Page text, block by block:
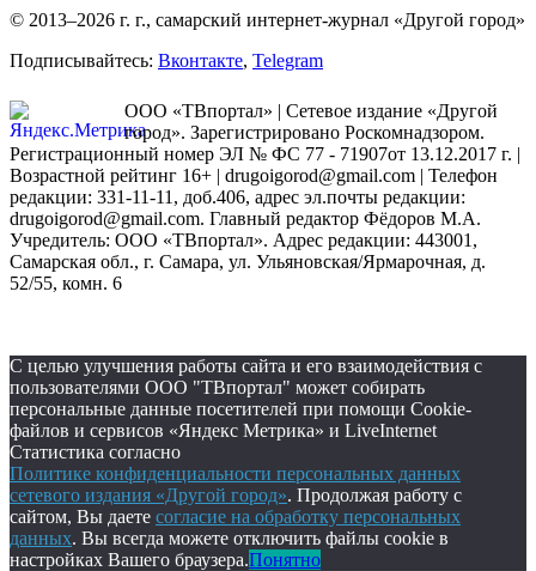
© 2013–2026 г. г., самарский интернет-журнал «Другой город»
Подписывайтесь: Вконтакте, Telegram
ООО «ТВпортал» | Сетевое издание «Другой
город». Зарегистрировано Роскомнадзором.
Регистрационный номер ЭЛ № ФС 77 - 71907от 13.12.2017 г. |
Возрастной рейтинг 16+ | drugoigorod@gmail.com | Телефон
редакции: 331-11-11, доб.406, адрес эл.почты редакции:
drugoigorod@gmail.com. Главный редактор Фёдоров М.А.
Учредитель: ООО «ТВпортал». Адрес редакции: 443001,
Самарская обл., г. Самара, ул. Ульяновская/Ярмарочная, д.
52/55, комн. 6
С целью улучшения работы сайта и его взаимодействия с
пользователями ООО "ТВпортал" может собирать
персональные данные посетителей при помощи Cookie-
файлов и сервисов «Яндекс Метрика» и LiveInternet
Статистика согласно
Политике конфиденциальности персональных данных
сетевого издания «Другой город». Продолжая работу с
сайтом, Вы даете согласие на обработку персональных
данных. Вы всегда можете отключить файлы cookie в
настройках Вашего браузера.Понятно